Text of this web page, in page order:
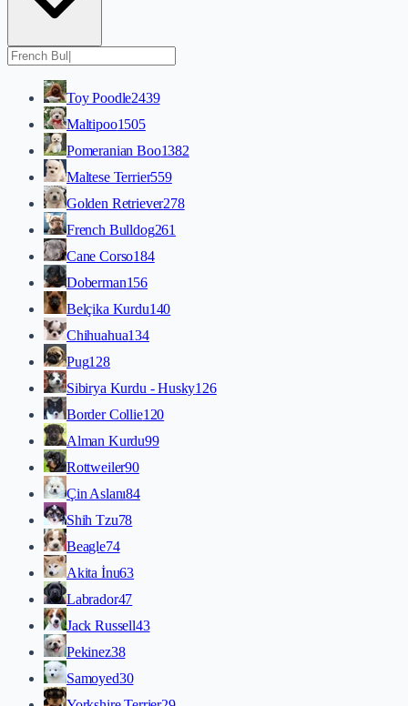
Toy Poodle2439
Maltipoo1505
Pomeranian Boo1382
Maltese Terrier559
Golden Retriever278
French Bulldog261
Cane Corso184
Doberman156
Belçika Kurdu140
Chihuahua134
Pug128
Sibirya Kurdu - Husky126
Border Collie120
Alman Kurdu99
Rottweiler90
Çin Aslanı84
Shih Tzu78
Beagle74
Akita İnu63
Labrador47
Jack Russell43
Pekinez38
Samoyed30